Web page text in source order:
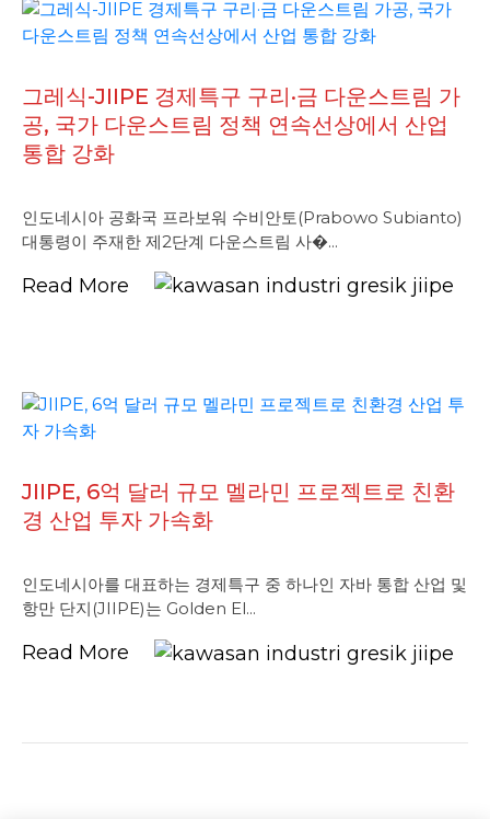
그레식-JIIPE 경제특구 구리·금 다운스트림 가
공, 국가 다운스트림 정책 연속선상에서 산업
통합 강화
인도네시아 공화국 프라보워 수비안토(Prabowo Subianto)
대통령이 주재한 제2단계 다운스트림 사�...
Read More
JIIPE, 6억 달러 규모 멜라민 프로젝트로 친환
경 산업 투자 가속화
인도네시아를 대표하는 경제특구 중 하나인 자바 통합 산업 및
항만 단지(JIIPE)는 Golden El...
Read More